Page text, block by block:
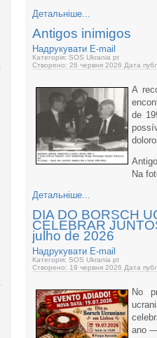
Детальніше...
Antigos inimigos
Надрукувати E-mail
Категорія: SOS Ukrania pt
Створено: 26 червня 2026 Дата
A
de
Na
Детальніше...
DIA DO BORSCH
CELEBRAR
julho de 2026
Надрукувати E-mail
Категорія: SOS Ukrania pt
Створено: 19 червня 2026 Дата
No
ano